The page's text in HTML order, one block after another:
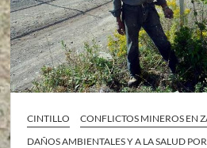
CINTILLO
CONFLICTOS MINEROS EN
DAÑOS AMBIENTALES Y A LA SALUD